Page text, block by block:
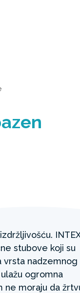
stubove koji su
vrsta nadzemnog
ogromna
ne moraju da